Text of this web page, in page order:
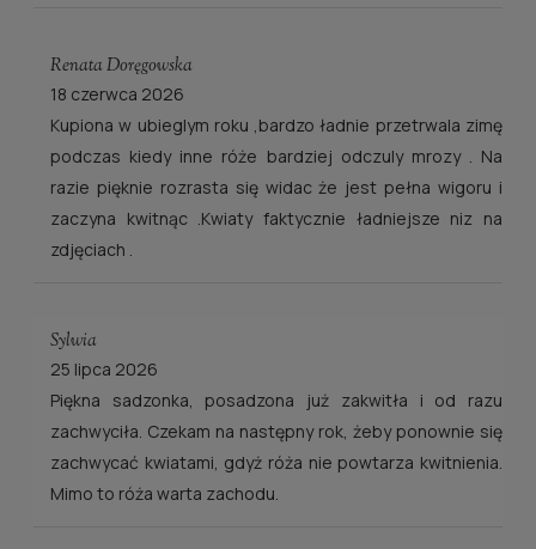
Renata Doręgowska
18 czerwca 2026
Kupiona w ubieglym roku ,bardzo ładnie przetrwala zimę
podczas kiedy inne róże bardziej odczuly mrozy . Na
razie pięknie rozrasta się widac że jest pełna wigoru i
zaczyna kwitnąc .Kwiaty faktycznie ładniejsze niz na
zdjęciach .
Sylwia
25 lipca 2026
Piękna sadzonka, posadzona już zakwitła i od razu
zachwyciła. Czekam na następny rok, żeby ponownie się
zachwycać kwiatami, gdyż róża nie powtarza kwitnienia.
Mimo to róża warta zachodu.